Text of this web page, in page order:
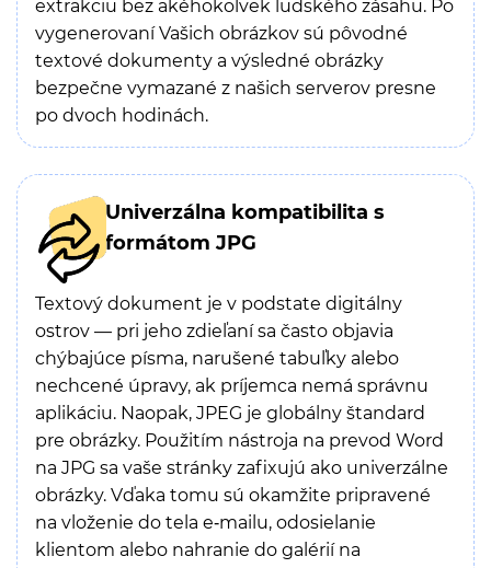
extrakciu bez akéhokoľvek ľudského zásahu. Po
vygenerovaní Vašich obrázkov sú pôvodné
textové dokumenty a výsledné obrázky
bezpečne vymazané z našich serverov presne
po dvoch hodinách.
Univerzálna kompatibilita s
formátom JPG
Textový dokument je v podstate digitálny
ostrov — pri jeho zdieľaní sa často objavia
chýbajúce písma, narušené tabuľky alebo
nechcené úpravy, ak príjemca nemá správnu
aplikáciu. Naopak, JPEG je globálny štandard
pre obrázky. Použitím nástroja na prevod Word
na JPG sa vaše stránky zafixujú ako univerzálne
obrázky. Vďaka tomu sú okamžite pripravené
na vloženie do tela e‑mailu, odosielanie
klientom alebo nahranie do galérií na